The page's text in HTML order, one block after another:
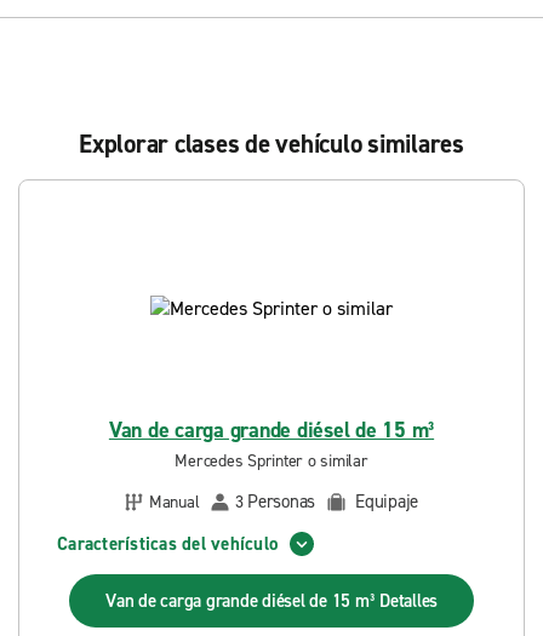
Explorar clases de vehículo similares
Van de carga grande diésel de 15 m³
Mercedes Sprinter o similar
Manual
3 Personas
Equipaje
Características del vehículo
Van de carga grande diésel de 15 m³ Detalles